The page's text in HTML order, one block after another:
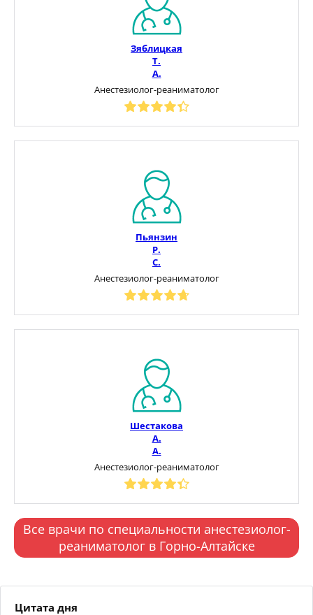
Зяблицкая
Т.
А.
Анестезиолог-реаниматолог
Пьянзин
Р.
С.
Анестезиолог-реаниматолог
Шестакова
А.
А.
Анестезиолог-реаниматолог
Все врачи по специальности анестезиолог-
реаниматолог в Горно-Алтайске
Цитата дня